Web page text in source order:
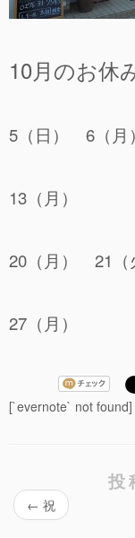
10月のお休
5（日） 6（月）
13（月）
20（月） 21（
27（月）
[`evernote` not found]
投
← 祝